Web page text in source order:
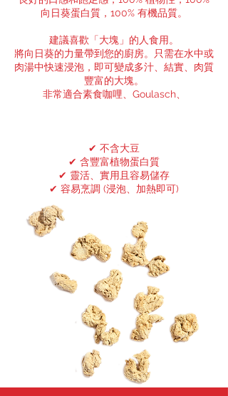
向日葵蛋白質，100% 有機品質。
建議喜歡「大塊」的人食用。
將向日葵的力量帶到您的廚房。只需在水中或
肉湯中快速浸泡，即可變成多汁、結實、肉質
豐富的大塊。
非常適合素食咖哩、Goulasch、
✔ 不含大豆
✔ 含豐富植物蛋白質
✔ 靈活、實用且容易儲存
✔ 容易烹調 (浸泡、加熱即可)